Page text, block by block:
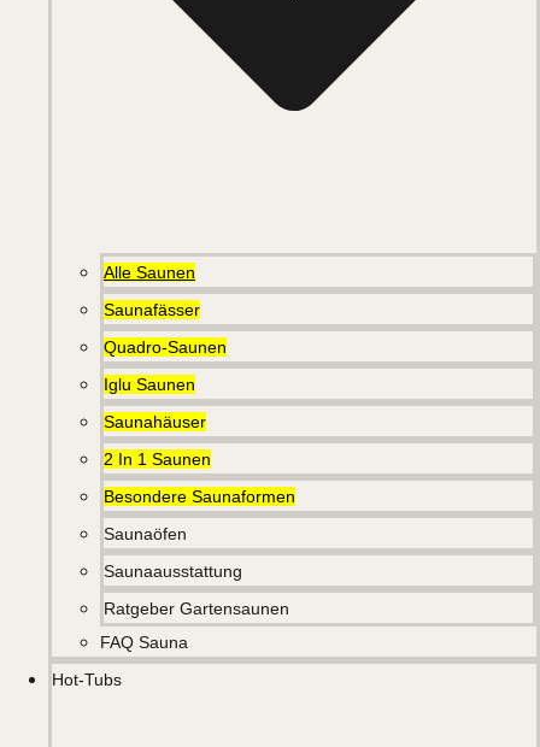
Alle Saunen
Saunafässer
Quadro-Saunen
Iglu Saunen
Saunahäuser
2 In 1 Saunen
Besondere Saunaformen
Saunaöfen
Saunaausstattung
Ratgeber Gartensaunen
FAQ Sauna
Hot-Tubs